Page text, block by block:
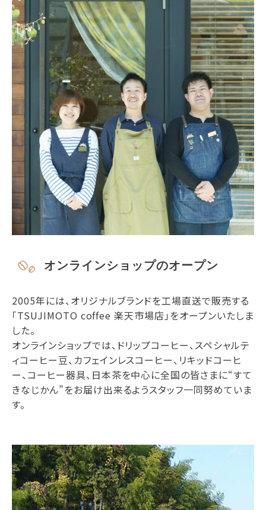
オンラインショップのオープン
2005年には、オリジナルブランドを工場直送で販売する
「TSUJIMOTO coffee 楽天市場店」をオープンいたしま
した。
オンラインショップでは、ドリップコーヒー、スペシャルテ
ィコーヒー豆、カフェインレスコーヒー、リキッドコーヒ
ー、コーヒー器具、日本茶を中心に全国の皆さまに“すて
きなじかん”をお届け出来るようスタッフ一同努めていま
す。